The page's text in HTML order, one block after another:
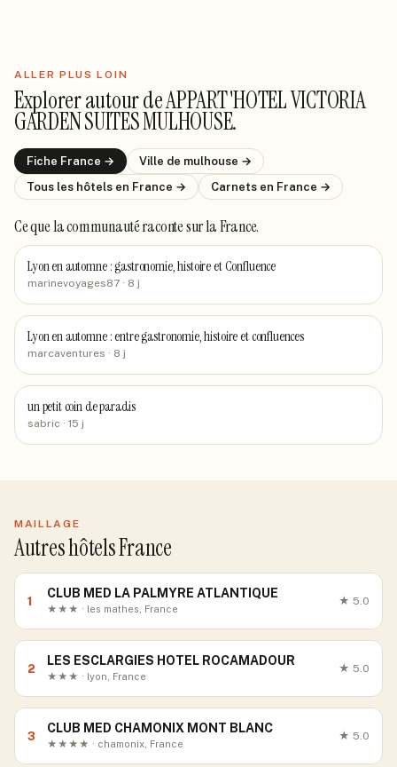
ALLER PLUS LOIN
Explorer autour deAPPART'HOTEL VICTORIA
GARDEN SUITES MULHOUSE.
Fiche France → Ville de mulhouse →
Tous les hôtels en France → Carnets en France →
Ce que la communauté racontesur la France.
Lyon en automne : gastronomie, histoire et Confluence
marinevoyages87 · 8 j
Lyon en automne : entre gastronomie, histoire et confluences
marcaventures · 8 j
un petit coin de paradis
sabric · 15 j
MAILLAGE
Autres hôtels France
1
CLUB MED LA PALMYRE ATLANTIQUE
★★★ · les mathes, France
★ 5.0
2
LES ESCLARGIES HOTEL ROCAMADOUR
★★★ · lyon, France
★ 5.0
3
CLUB MED CHAMONIX MONT BLANC
★★★★ · chamonix, France
★ 5.0